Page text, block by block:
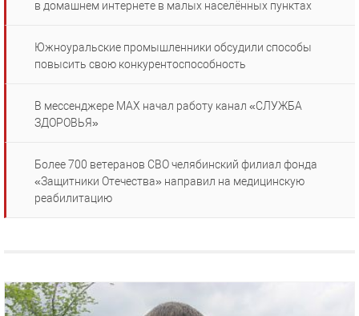
в домашнем интернете в малых населённых пунктах
Южноуральские промышленники обсудили способы
повысить свою конкурентоспособность
В мессенджере MAX начал работу канал «СЛУЖБА
ЗДОРОВЬЯ»
Более 700 ветеранов СВО челябинский филиал фонда
«Защитники Отечества» направил на медицинскую
реабилитацию